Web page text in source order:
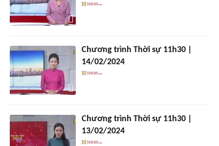
Chương trình Thời sự 11h30 |
14/02/2024
Chương trình Thời sự 11h30 |
13/02/2024